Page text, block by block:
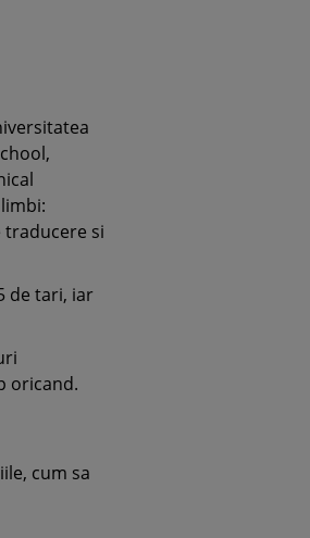
traducere si
de tari, iar
oricand.
cum sa